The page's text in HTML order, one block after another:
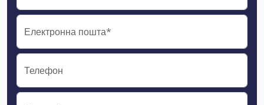
Електронна пошта*
Телефон